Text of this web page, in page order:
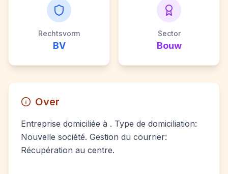
Rechtsvorm
BV
Sector
Bouw
Over
Entreprise domiciliée à . Type de domiciliation:
Nouvelle société. Gestion du courrier:
Récupération au centre.